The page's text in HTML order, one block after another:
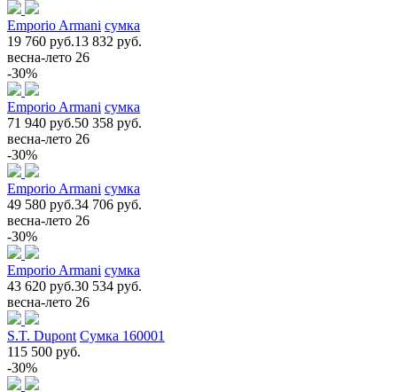
Emporio Armani сумка
19 760 руб.13 832 руб.
весна-лето 26
-30%
Emporio Armani сумка
71 940 руб.50 358 руб.
весна-лето 26
-30%
Emporio Armani сумка
49 580 руб.34 706 руб.
весна-лето 26
-30%
Emporio Armani сумка
43 620 руб.30 534 руб.
весна-лето 26
S.T. Dupont Сумка 160001
115 500 руб.
-30%